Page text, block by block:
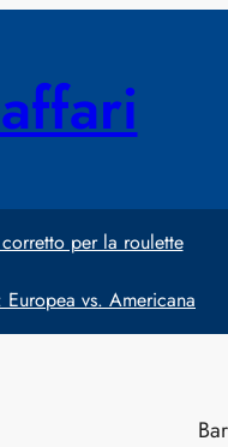
per la roulette
vs. Americana